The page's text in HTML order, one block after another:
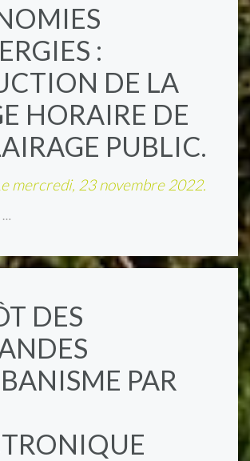
:
DE LA
HORAIRE DE
PUBLIC.
mercredi, 23 novembre 2022.
…
DES
PAR